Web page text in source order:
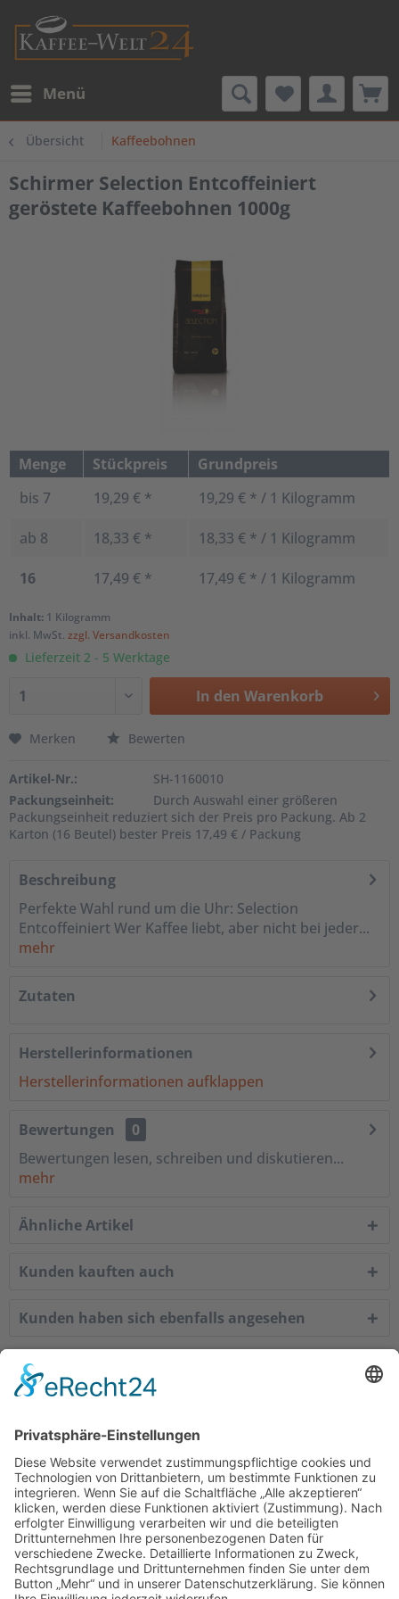
Menü
Übersicht Kaffeebohnen
Schirmer Selection Entcoffeiniert
geröstete Kaffeebohnen 1000g
Menge Stückpreis
Grundpreis
bis 7 19,29 € * 19,29 € * / 1 Kilogramm
ab 8 18,33 € * 18,33 € * / 1 Kilogramm
16 17,49 € * 17,49 € * / 1 Kilogramm
Inhalt: 1 Kilogramm
inkl. MwSt. zzgl. Versandkosten
Lieferzeit 2 - 5 Werktage
In den Warenkorb
Merken Bewerten
Artikel-Nr.:
SH-1160010
Packungseinheit:
Durch Auswahl einer größeren
Packungseinheit reduziert sich der Preis pro Packung. Ab 2
Karton (16 Beutel) bester Preis 17,49 € / Packung
Beschreibung
Perfekte Wahl rund um die Uhr: Selection
Entcoffeiniert Wer Kaffee liebt, aber nicht bei jeder...
mehr
Zutaten
Herstellerinformationen
Herstellerinformationen aufklappen
Bewertungen
0
Bewertungen lesen, schreiben und diskutieren...
mehr
Ähnliche Artikel
Kunden kauften auch
Kunden haben sich ebenfalls angesehen
Service Hotline
Informationen
Empfehlungen